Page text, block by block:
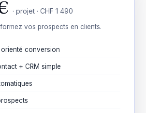
· projet · CHF 1 490
vos prospects en clients.
conversion
+ CRM simple